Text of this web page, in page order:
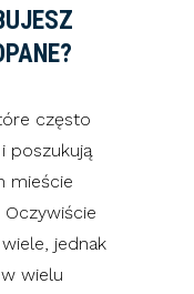
często
poszukują
mieście
jednak
wielu